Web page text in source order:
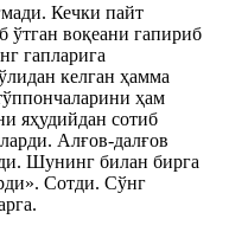
Кечки пайт
воқеани гапириб
гапларига
келган ҳамма
ҳам
яҳудийдан сотиб
Алғов-далғов
Шунинг билан бирга
Сотди. Сўнг